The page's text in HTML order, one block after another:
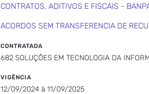
CONTRATOS, ADITIVOS E FISCAIS -
ACORDOS SEM TRANSFERENCIA DE
CONTRATADA
682 SOLUÇÕES EM TECNOLOGIA DA
VIGÊNCIA
12/09/2024 à 11/09/2025